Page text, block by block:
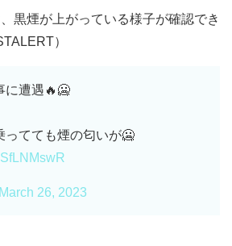
黒煙が上がっている様子が確認でき
）
に遭遇🔥🥶
ってても煙の匂いが🥶
March 26, 2023